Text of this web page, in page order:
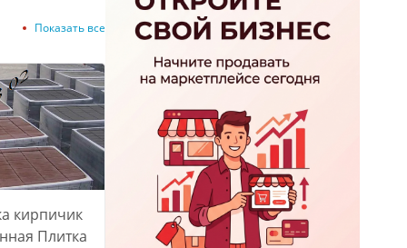
Показать все
кирпичик
Плитка